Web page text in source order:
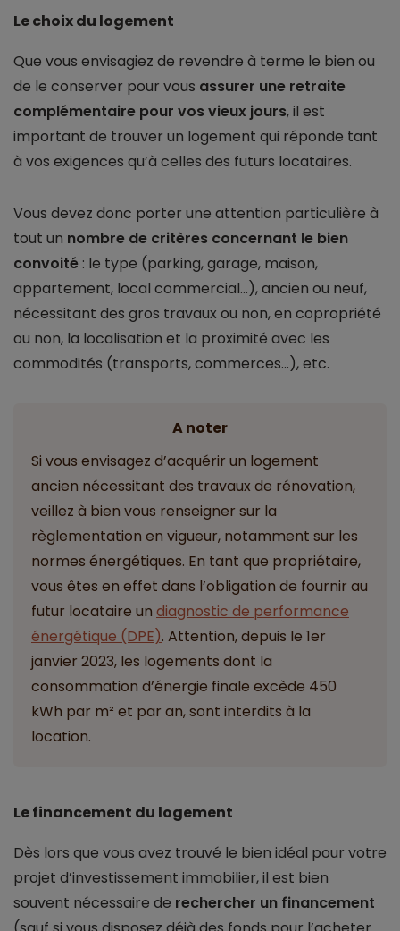
Le choix du logement
Que vous envisagiez de revendre à terme le bien ou
de le conserver pour vous assurer une retraite
complémentaire pour vos vieux jours, il est
important de trouver un logement qui réponde tant
à vos exigences qu’à celles des futurs locataires.
Vous devez donc porter une attention particulière à
tout un nombre de critères concernant le bien
convoité : le type (parking, garage, maison,
appartement, local commercial...), ancien ou neuf,
nécessitant des gros travaux ou non, en copropriété
ou non, la localisation et la proximité avec les
commodités (transports, commerces...), etc.
A noter
Si vous envisagez d’acquérir un logement
ancien nécessitant des travaux de rénovation,
veillez à bien vous renseigner sur la
règlementation en vigueur, notamment sur les
normes énergétiques. En tant que propriétaire,
vous êtes en effet dans l’obligation de fournir au
futur locataire un diagnostic de performance
énergétique (DPE). Attention, depuis le 1er
janvier 2023, les logements dont la
consommation d’énergie finale excède 450
kWh par m² et par an, sont interdits à la
location.
Le financement du logement
Dès lors que vous avez trouvé le bien idéal pour votre
projet d’investissement immobilier, il est bien
souvent nécessaire de rechercher un financement